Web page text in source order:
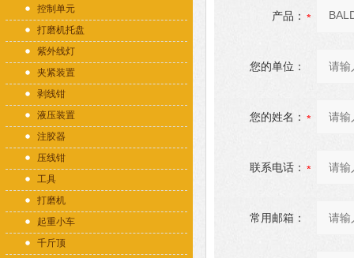
控制单元
打磨机托盘
紫外线灯
夹紧装置
剥线钳
液压装置
注胶器
压线钳
工具
打磨机
起重小车
千斤顶
产品：
您的单位：
您的姓名：
联系电话：
常用邮箱：